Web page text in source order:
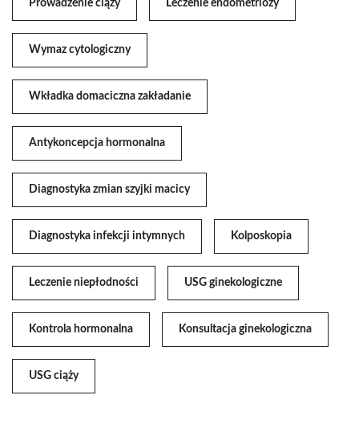
Prowadzenie ciąży Leczenie endometriozy
Wymaz cytologiczny
Wkładka domaciczna zakładanie
Antykoncepcja hormonalna
Diagnostyka zmian szyjki macicy
Diagnostyka infekcji intymnych Kolposkopia
Leczenie niepłodności USG ginekologiczne
Kontrola hormonalna Konsultacja ginekologiczna
USG ciąży